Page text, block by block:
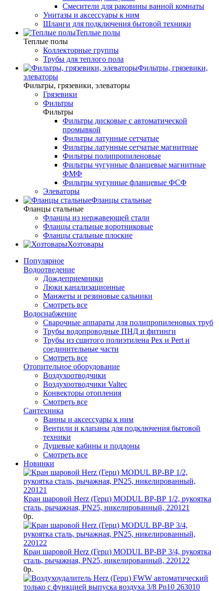
Смесители для раковины ванной комнаты
Унитазы и аксессуары к ним
Шланги для подключения бытовой техники
Теплые полы
Теплые полы
Коллекторные группы
Трубы для теплого пола
Фильтры, грязевики,
элеваторы
Фильтры, грязевики, элеваторы
Грязевики
Фильтры
Фильтры
Фильтры дисковые с автоматической
промывкой
Фильтры латунные сетчатые
Фильтры латунные сетчатые магнитные
Фильтры полипропиленовые
Фильтры чугунные фланцевые магнитные
ФМФ
Фильтры чугунные фланцевые ФСФ
Элеваторы
Фланцы стальные
Фланцы стальные
Фланцы из нержавеющей стали
Фланцы стальные воротниковые
Фланцы стальные плоские
Хозтовары
Популярное
Водоотведение
Дождеприемники
Люки канализационные
Манжеты и резиновые сальники
Смотреть все
Водоснабжение
Сварочные аппараты для полипропиленовых труб
Трубы водопроводные ПНД и фитинги
Трубы из сшитого полиэтилена Pex и Pert и
соединительные части
Смотреть все
Отопительное оборудование
Воздухоотводчики
Воздухоотводчики Valtec
Конвекторы отопления
Смотреть все
Сантехника
Ванны и аксессуары к ним
Вентили и клапаны для подключения бытовой
техники
Душевые кабины и поддоны
Смотреть все
Новинки
Кран шаровой Herz (Герц) MODUL ВР-ВР 1/2, рукоятка
сталь, рычажная, PN25, никелированный, 220121
0р.
Кран шаровой Herz (Герц) MODUL ВР-ВР 3/4, рукоятка
сталь, рычажная, PN25, никелированный, 220122
0р.